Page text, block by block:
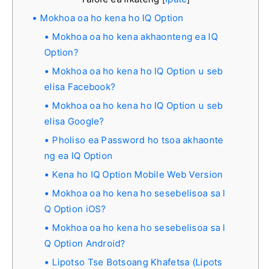
Mokhoa oa ho kena ho IQ Option
Mokhoa oa ho kena akhaonteng ea IQ
Option?
Mokhoa oa ho kena ho IQ Option u seb
elisa Facebook?
Mokhoa oa ho kena ho IQ Option u seb
elisa Google?
Pholiso ea Password ho tsoa akhaonte
ng ea IQ Option
Kena ho IQ Option Mobile Web Version
Mokhoa oa ho kena ho sesebelisoa sa I
Q Option iOS?
Mokhoa oa ho kena ho sesebelisoa sa I
Q Option Android?
Lipotso Tse Botsoang Khafetsa (Lipots